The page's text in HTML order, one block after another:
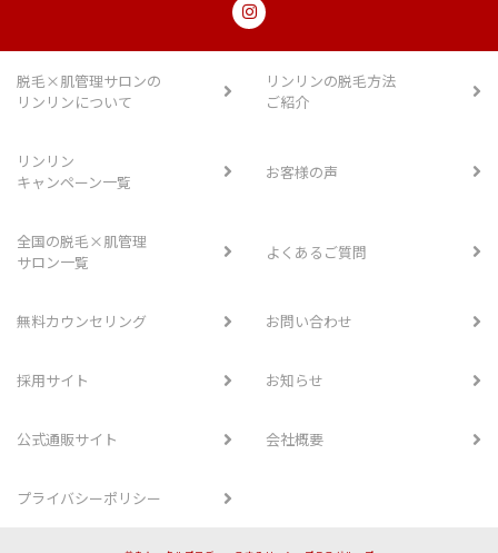
脱毛×肌管理サロンの
リンリンについて
リンリンの脱毛方法
ご紹介
リンリン
キャンペーン一覧
お客様の声
全国の脱毛×肌管理
サロン一覧
よくあるご質問
無料カウンセリング お問い合わせ
採用サイト お知らせ
公式通販サイト 会社概要
プライバシーポリシー